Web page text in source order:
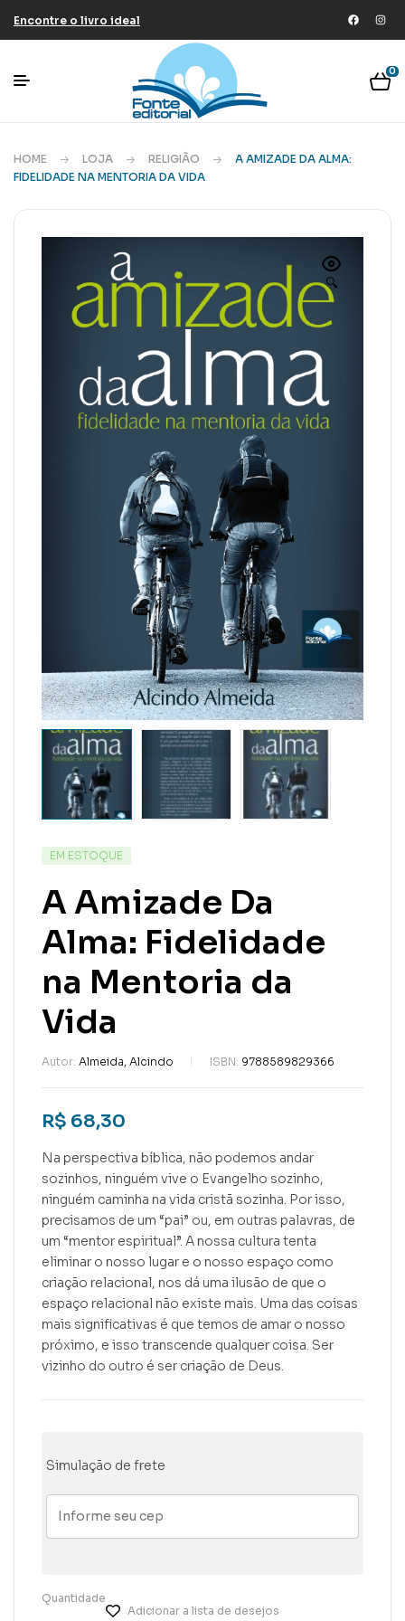
Encontre o livro ideal
0
HOME LOJA RELIGIÃO
A AMIZADE DA ALMA:
FIDELIDADE NA MENTORIA DA VIDA
🔍
EM ESTOQUE
A Amizade Da
Alma: Fidelidade
na Mentoria da
Vida
Autor: Almeida, Alcindo ISBN: 9788589829366
R$ 68,30
Na perspectiva bíblica, não podemos andar
sozinhos, ninguém vive o Evangelho sozinho,
ninguém caminha na vida cristã sozinha. Por isso,
precisamos de um “pai” ou, em outras palavras, de
um “mentor espiritual”. A nossa cultura tenta
eliminar o nosso lugar e o nosso espaço como
criação relacional, nos dá uma ilusão de que o
espaço relacional não existe mais. Uma das coisas
mais significativas é que temos de amar o nosso
próximo, e isso transcende qualquer coisa. Ser
vizinho do outro é ser criação de Deus.
Simulação de frete
Quantidade
Adicionar a lista de desejos